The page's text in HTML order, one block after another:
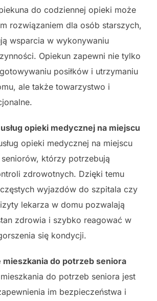
do codziennej opieki może
rozwiązaniem dla osób starszych,
wsparcia w wykonywaniu
Opiekun zapewni nie tylko
posiłków i utrzymaniu
ale także towarzystwo i
opieki medycznej na miejscu
opieki medycznej na miejscu
którzy potrzebują
zdrowotnych. Dzięki temu
wyjazdów do szpitala czy
lekarza w domu pozwalają
zdrowia i szybko reagować w
się kondycji.
mieszkania do potrzeb seniora
do potrzeb seniora jest
im bezpieczeństwa i